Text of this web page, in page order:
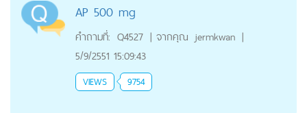
AP 500 mg
คำถามที่: Q4527 | จากคุณ jermkwan |
5/9/2551 15:09:43
VIEWS 9754